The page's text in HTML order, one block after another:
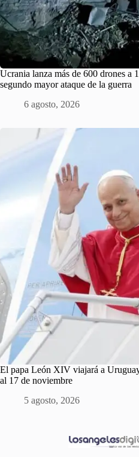
Ucrania lanza más de 600 drones a
segundo mayor ataque de la guerra
6 agosto, 2026
El papa León XIV viajará a
al 17 de noviembre
5 agosto, 2026